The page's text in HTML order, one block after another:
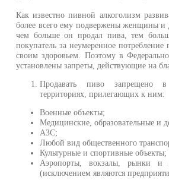
Как известно пивной алкоголизм
более всего ему подвержены женщины и
чем больше он продал пива, тем
покупатель за неумеренное потребление
своим здоровьем. Поэтому в
установлены запреты, действующие на
Продавать пиво запрещено
территориях, прилегающих к ним:
Военные объекты;
Медицинские, образовательные и
АЗС;
Любой вид общественного
Культурные и спортивные объекты;
Аэропорты, вокзалы, рынки и
(исключением являются